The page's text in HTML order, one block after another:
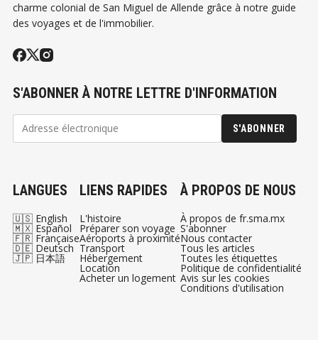
charme colonial de San Miguel de Allende grâce à notre guide
des voyages et de l'immobilier.
S'ABONNER À NOTRE LETTRE D'INFORMATION
S'ABONNER
LANGUES
🇺🇸 English
🇲🇽 Español
🇫🇷 Française
🇩🇪 Deutsch
🇯🇵 日本語
LIENS RAPIDES
L'histoire
Préparer son voyage
Aéroports à proximité
Transport
Hébergement
Location
Acheter un logement
À PROPOS DE NOUS
À propos de fr.sma.mx
S'abonner
Nous contacter
Tous les articles
Toutes les étiquettes
Politique de confidentialité
Avis sur les cookies
Conditions d'utilisation